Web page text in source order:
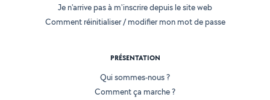
Je n'arrive pas à m'inscrire depuis le site web
Comment réinitialiser / modifier mon mot de passe
PRÉSENTATION
Qui sommes-nous ?
Comment ça marche ?